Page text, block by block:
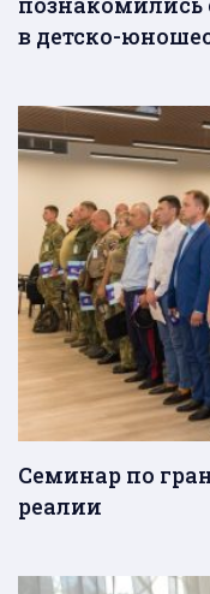
в детско-
Семинар по
реалии